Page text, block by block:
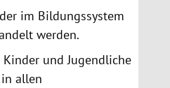
im Bildungssystem
werden.
und Jugendliche
allen